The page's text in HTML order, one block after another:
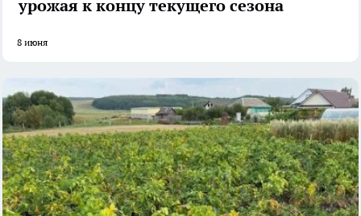
урожая к концу текущего сезона
8 июня